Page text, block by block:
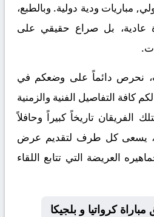
مباريات ودية دولية. وبالطبع،
عادية، بل صراع حقيقي على
، نحرص دائماً على وضعكم في
كافة التفاصيل الفنية والزمنية
الفريقان تاريخاً كبيراً وحافلاً
يسعى كل طرف لتقديم عرض
العريضة التي تتابع اللقاء
كرواتيا و بلجيكا